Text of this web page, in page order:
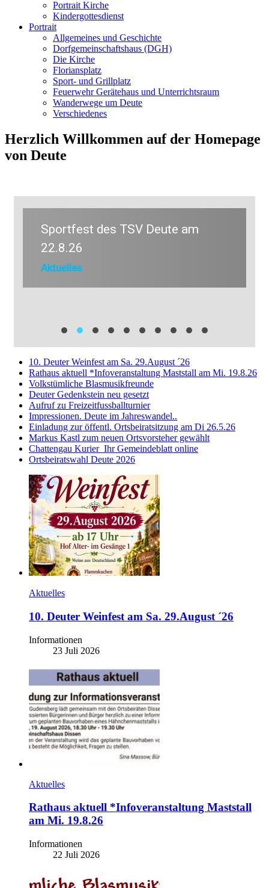
Portrait Kirche
Kindergottesdienst
Portrait
Allgemeines und Geschichte
Dorfgemeinschaftshaus (DGH)
Die Kirche
Floriansplatz
Sport- und Grillplatz
Feuerwehr Gerätehaus und Unterrichtsraum
Wanderwege um Deute
Verschiedenes
Herzlich Willkommen auf der Homepage
von Deute
Sportfest des TSV Deute am
22.8.26
Aktuelles
10. Deuter Weinfest am Sa. 29.August ´26
Rathaus aktuell *Infoveranstaltung Maststall am Mi. 19.8.26
Volkstümliche Blasmusikfreunde
Deuter Gedenkstein neu gesetzt
Aufruf zu Freizeitfussballturnier
Impressionen. Deute im Jahreswandel..
Einladung zur öffentl. Ortsbeiratsitzung am Di 26.5.26
Markus Kastl zum neuen Ortsvorsteher gewählt
Chattengau Kurier_Ihr Gemeindeblatt online
Ortsbeiratswahl Deute 2026
Aktuelles
10. Deuter Weinfest am Sa. 29.August ´26
Informationen
23 Juli 2026
Aktuelles
Rathaus aktuell *Infoveranstaltung Maststall
am Mi. 19.8.26
Informationen
22 Juli 2026